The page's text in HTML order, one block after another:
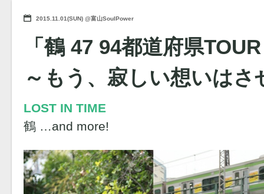
2015.11.01(SUN) @富山SoulPower
「鶴 47 94都道府県
～もう、寂しい想いは
LOST IN TIME
鶴 …and more!